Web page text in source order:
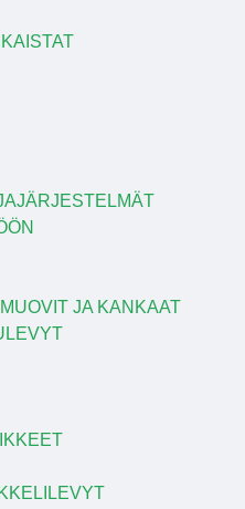
JA KANKAAT